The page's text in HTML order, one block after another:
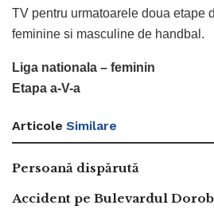
TV pentru urmatoarele doua etape
feminine si masculine de handbal.
Liga nationala – feminin
Etapa a-V-a
Articole Similare
Persoană dispărută
Accident pe Bulevardul